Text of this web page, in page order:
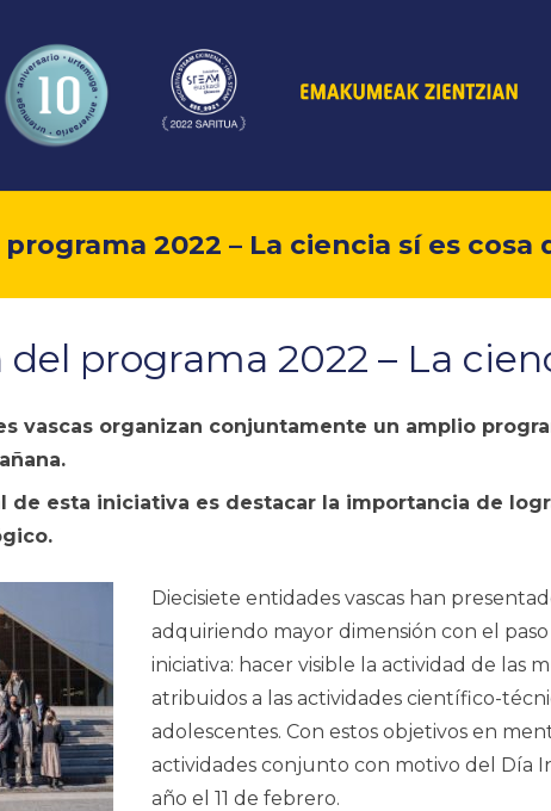
2022 – La ciencia sí es cosa
programa 2022 – La
vascas organizan conjuntamente un amplio
de esta iniciativa es destacar la importancia de
Diecisiete entidades vascas han
adquiriendo mayor dimensión con el
iniciativa: hacer visible la actividad de las
atribuidos a las actividades científico-
adolescentes. Con estos objetivos en
actividades conjunto con motivo del Día
año el 11 de febrero.